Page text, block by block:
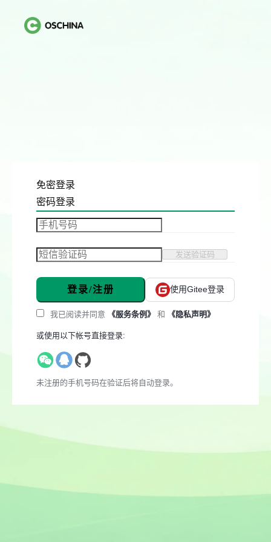
免密登录
密码登录
发送验证码
登录/注册 使用Gitee登录
我已阅读并同意 《服务条例》 和 《隐私声明》
或使用以下帐号直接登录:
未注册的手机号码在验证后将自动登录。